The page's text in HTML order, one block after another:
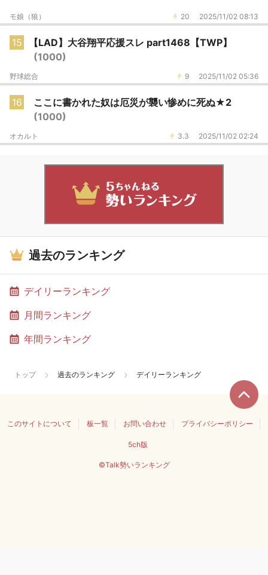
20 2025/11/02 08:13
モ娘（狼）
15
【LAD】大谷翔平応援スレ part1468【TWP】
(1000)
9 2025/11/02 05:36
野球総合
16
ここに書かれた奴は厄災が襲い惨めに死ぬ★2
(1000)
3.3 2025/11/02 02:24
オカルト
過去のランキング
デイリーランキング
月間ランキング
年間ランキング
トップ 過去のランキング デイリーランキング
このサイトについて 板一覧 お問い合わせ プライバシーポリシー
5ch版
©Talk勢いランキング